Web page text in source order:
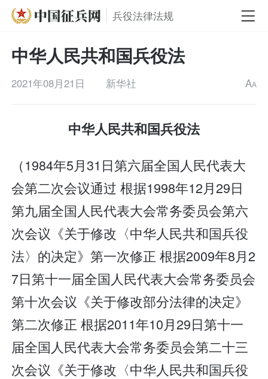
兵役法律法规
中华人民共和国兵役法
2021年08月21日 新华社 AA
中华人民共和国兵役法
（1984年5月31日第六届全国人民代表大
会第二次会议通过 根据1998年12月29日
第九届全国人民代表大会常务委员会第六
次会议《关于修改〈中华人民共和国兵役
法〉的决定》第一次修正 根据2009年8月2
7日第十一届全国人民代表大会常务委员会
第十次会议《关于修改部分法律的决定》
第二次修正 根据2011年10月29日第十一
届全国人民代表大会常务委员会第二十三
次会议《关于修改〈中华人民共和国兵役